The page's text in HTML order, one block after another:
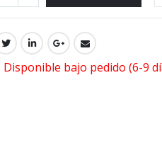
Disponible bajo pedido (6-9